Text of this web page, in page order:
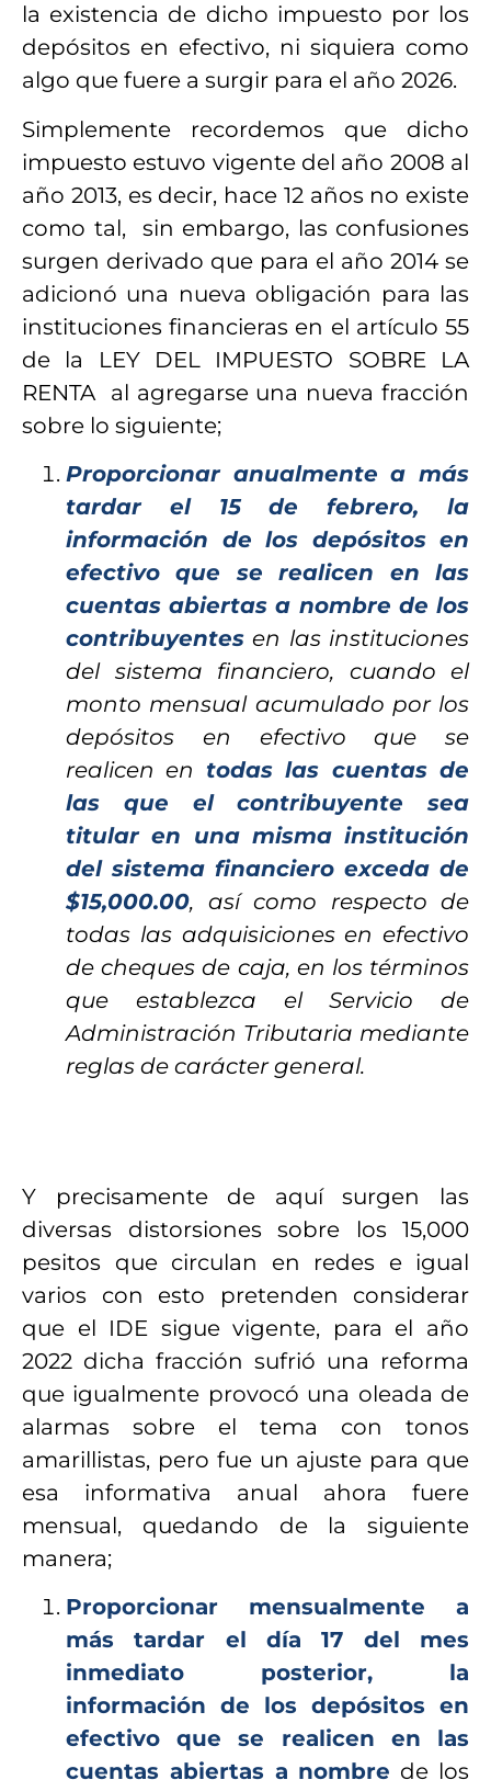
la existencia de dicho impuesto por los
depósitos en efectivo, ni siquiera como
algo que fuere a surgir para el año 2026.
Simplemente recordemos que dicho
impuesto estuvo vigente del año 2008 al
año 2013, es decir, hace 12 años no existe
como tal, sin embargo, las confusiones
surgen derivado que para el año 2014 se
adicionó una nueva obligación para las
instituciones financieras en el artículo 55
de la LEY DEL IMPUESTO SOBRE LA
RENTA al agregarse una nueva fracción
sobre lo siguiente;
Proporcionar anualmente a más
tardar el 15 de febrero, la
información de los depósitos en
efectivo que se realicen en las
cuentas abiertas a nombre de los
contribuyentes en las instituciones
del sistema financiero, cuando el
monto mensual acumulado por los
depósitos en efectivo que se
realicen en todas las cuentas de
las que el contribuyente sea
titular en una misma institución
del sistema financiero exceda de
$15,000.00, así como respecto de
todas las adquisiciones en efectivo
de cheques de caja, en los términos
que establezca el Servicio de
Administración Tributaria mediante
reglas de carácter general.
Y precisamente de aquí surgen las
diversas distorsiones sobre los 15,000
pesitos que circulan en redes e igual
varios con esto pretenden considerar
que el IDE sigue vigente, para el año
2022 dicha fracción sufrió una reforma
que igualmente provocó una oleada de
alarmas sobre el tema con tonos
amarillistas, pero fue un ajuste para que
esa informativa anual ahora fuere
mensual, quedando de la siguiente
manera;
Proporcionar mensualmente a
más tardar el día 17 del mes
inmediato posterior, la
información de los depósitos en
efectivo que se realicen en las
cuentas abiertas a nombre de los